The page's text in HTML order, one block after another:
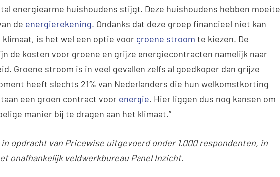
energiearme huishoudens stijgt. Deze huishoudens hebben moeite
de energierekening. Ondanks dat deze groep financieel niet kan
klimaat, is het wel een optie voor groene stroom te kiezen. De
de kosten voor groene en grijze energiecontracten namelijk naar
Groene stroom is in veel gevallen zelfs al goedkoper dan grijze
heeft slechts 21% van Nederlanders die hun welkomstkorting
een groen contract voor energie. Hier liggen dus nog kansen om
manier bij te dragen aan het klimaat.”
opdracht van Pricewise uitgevoerd onder 1.000 respondenten, in
onafhankelijk veldwerkbureau Panel Inzicht.